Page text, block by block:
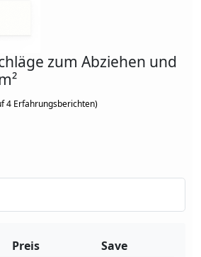
zum Abziehen und
4 Erfahrungsberichten)
Preis Save